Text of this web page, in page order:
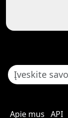
Apie mus API